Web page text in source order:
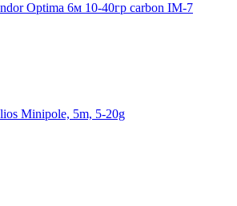
Optima 6м 10-40гр carbon IM-7
Minipole, 5m, 5-20g